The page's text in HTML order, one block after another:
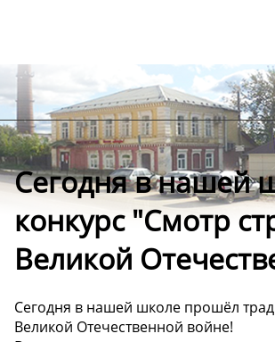
Сегодня в нашей
конкурс "Смотр
Великой
Сегодня в нашей школе прошёл
Великой Отечественной войне!